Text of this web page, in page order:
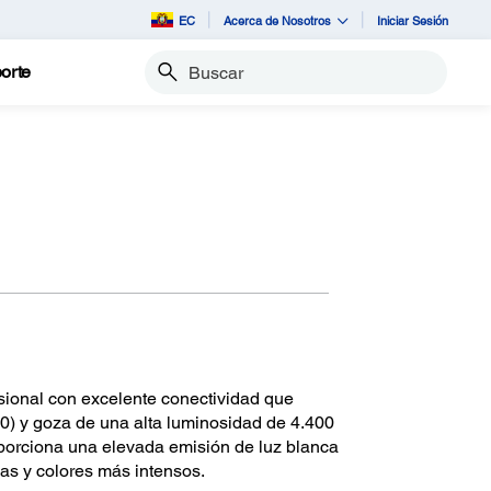
EC Acerca de Nosotros Iniciar Sesión
Buscar
con excelente conectividad que
y goza de una alta luminosidad de 4.400
una elevada emisión de luz blanca
y colores más intensos.